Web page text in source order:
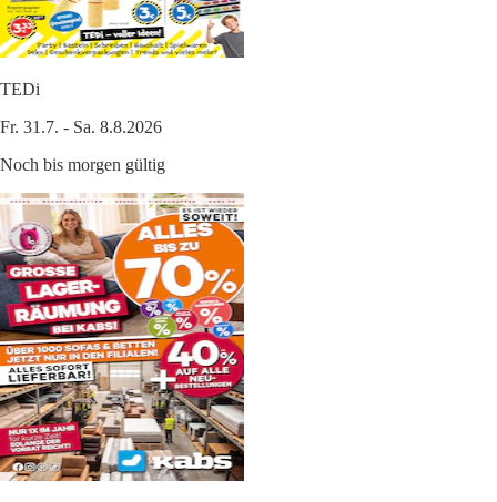
TEDi
Fr. 31.7. - Sa. 8.8.2026
Noch bis morgen gültig